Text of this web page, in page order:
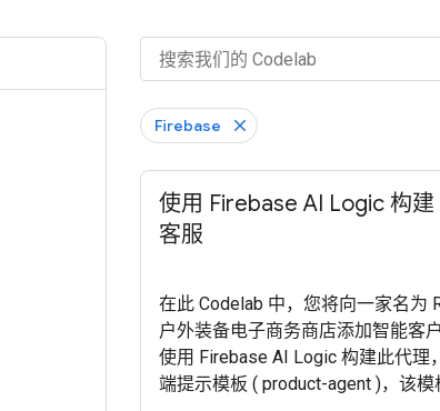
Firebase
使用 Firebase AI Logic 构
客服
在此 Codelab 中，您将向一家名为
户外装备电子商务商店添加智能客
使用 Firebase AI Logic 构建此代理
端提示模板 ( product-agent )，该